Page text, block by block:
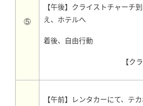
⑤
【午後】クライストチャーチ
え、ホテルへ
着後、自由行動
【ク
【午前】レンタカーにて、テ